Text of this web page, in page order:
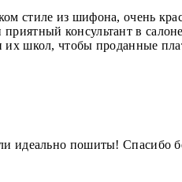
стиле из шифона, очень
консультант в
школ, чтобы проданные
идеально пошиты! Спасибо